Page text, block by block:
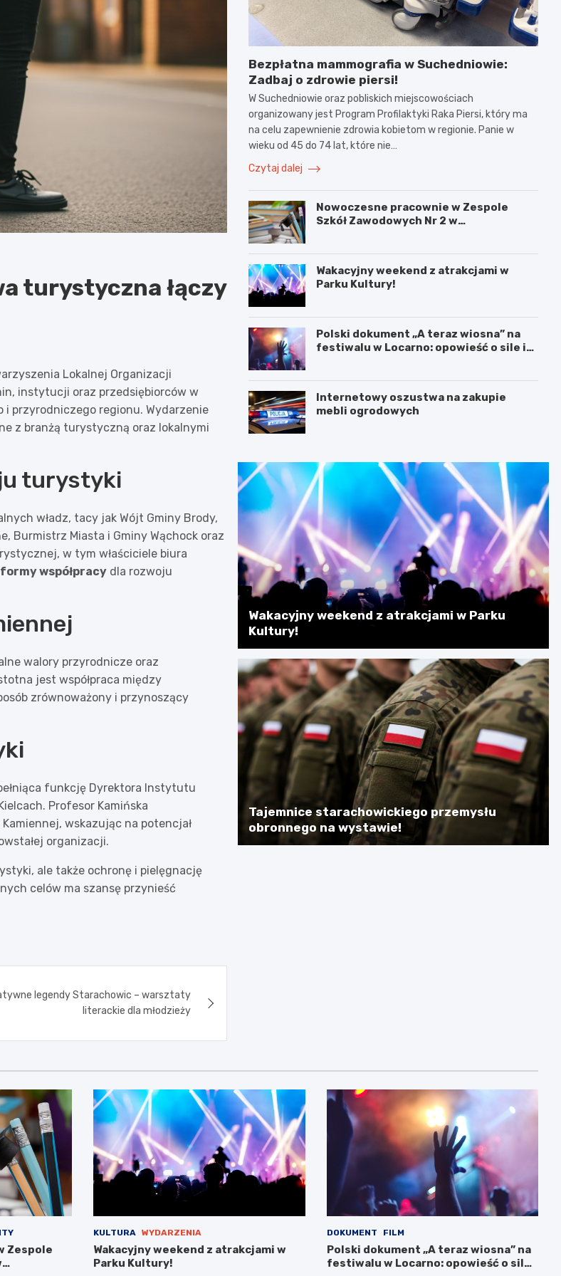
turystyczna łączy
Lokalnej Organizacji
instytucji oraz przedsiębiorców w
przyrodniczego regionu. Wydarzenie
z branżą turystyczną oraz lokalnymi
turystyki
władz, tacy jak Wójt Gminy Brody,
Burmistrz Miasta i Gminy Wąchock oraz
w tym właściciele biura
współpracy dla rozwoju
walory przyrodnicze oraz
jest współpraca między
zrównoważony i przynoszący
funkcję Dyrektora Instytutu
Profesor Kamińska
wskazując na potencjał
organizacji.
ale także ochronę i pielęgnację
celów ma szansę przynieść
legendy Starachowic – warsztaty
literackie dla młodzieży
Bezpłatna mammografia w Suchedniowie:
Zadbaj o zdrowie piersi!
W Suchedniowie oraz pobliskich miejscowościach
organizowany jest Program Profilaktyki Raka Piersi, który ma
na celu zapewnienie zdrowia kobietom w regionie. Panie w
wieku od 45 do 74 lat, które nie…
Czytaj dalej
Nowoczesne pracownie w Zespole
Szkół Zawodowych Nr 2 w
Wakacyjny weekend z atrakcjami w
Parku Kultury!
Polski dokument „A teraz wiosna” na
festiwalu w Locarno: opowieść o sile i
Internetowy oszustwa na zakupie
mebli ogrodowych
Wakacyjny weekend z atrakcjami w Parku
Kultury!
Tajemnice starachowickiego przemysłu
obronnego na wystawie!
Zespole
KULTURA WYDARZENIA
Wakacyjny weekend z atrakcjami w
Parku Kultury!
DOKUMENT FILM
Polski dokument „A teraz wiosna” na
festiwalu w Locarno: opowieść o sile i